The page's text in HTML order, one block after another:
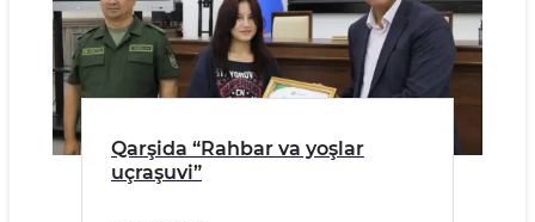
Qarşida “Rahbar va yoşlar
uçraşuvi”